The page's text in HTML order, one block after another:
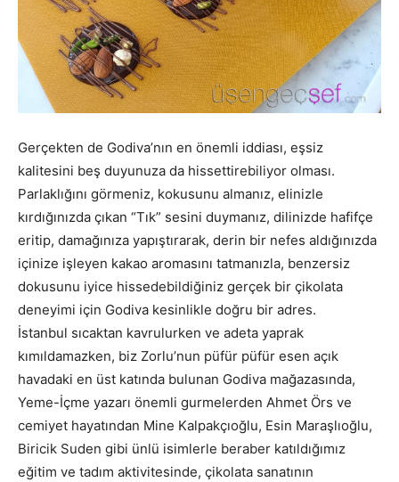
Gerçekten de Godiva’nın en önemli iddiası, eşsiz
kalitesini beş duyunuza da hissettirebiliyor olması.
Parlaklığını görmeniz, kokusunu almanız, elinizle
kırdığınızda çıkan “Tık” sesini duymanız, dilinizde hafifçe
eritip, damağınıza yapıştırarak, derin bir nefes aldığınızda
içinize işleyen kakao aromasını tatmanızla, benzersiz
dokusunu iyice hissedebildiğiniz gerçek bir çikolata
deneyimi için Godiva kesinlikle doğru bir adres.
İstanbul sıcaktan kavrulurken ve adeta yaprak
kımıldamazken, biz Zorlu’nun püfür püfür esen açık
havadaki en üst katında bulunan Godiva mağazasında,
Yeme-İçme yazarı önemli gurmelerden Ahmet Örs ve
cemiyet hayatından Mine Kalpakçıoğlu, Esin Maraşlıoğlu,
Biricik Suden gibi ünlü isimlerle beraber katıldığımız
eğitim ve tadım aktivitesinde, çikolata sanatının